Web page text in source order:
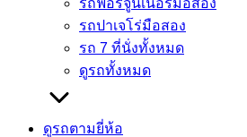
รถฟอร์จูนเนอร์มือสอง
รถปาเจโร่มือสอง
รถ 7 ที่นั่งทั้งหมด
ดูรถทั้งหมด
ดูรถตามยี่ห้อ